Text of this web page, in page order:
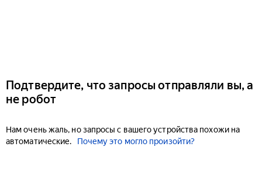
Подтвердите, что запросы отправляли вы, а
не робот
Нам очень жаль, но запросы с вашего устройства похожи на
автоматические.
Почему это могло произойти?